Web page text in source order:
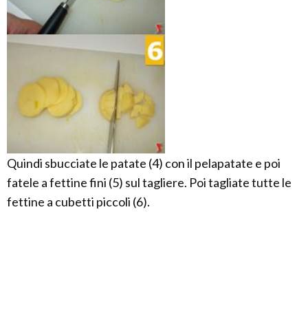
Quindi sbucciate le patate (4) con il pelapatate e poi
fatele a fettine fini (5) sul tagliere. Poi tagliate tutte le
fettine a cubetti piccoli (6).